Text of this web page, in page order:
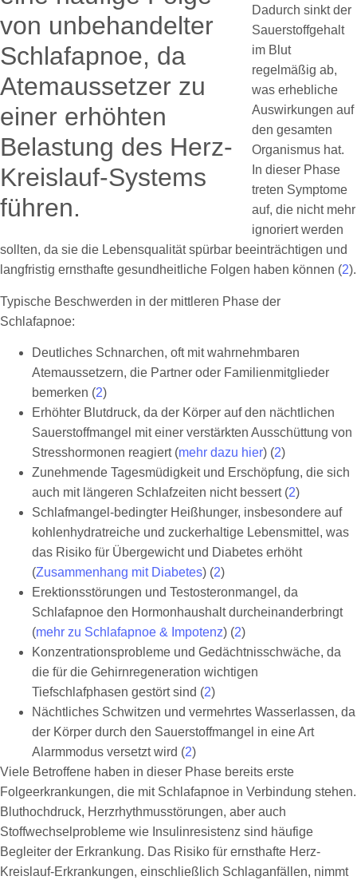
Dadurch sinkt der
Sauerstoffgehalt
im Blut
regelmäßig ab,
was erhebliche
Auswirkungen auf
den gesamten
Organismus hat.
In dieser Phase
treten Symptome
auf, die nicht mehr
ignoriert werden
sollten, da sie die Lebensqualität spürbar beeinträchtigen und
langfristig ernsthafte gesundheitliche Folgen haben können (2).
Typische Beschwerden in der mittleren Phase der
Schlafapnoe:
Deutliches Schnarchen, oft mit wahrnehmbaren
Atemaussetzern, die Partner oder Familienmitglieder
bemerken (2)
Erhöhter Blutdruck, da der Körper auf den nächtlichen
Sauerstoffmangel mit einer verstärkten Ausschüttung von
Stresshormonen reagiert (mehr dazu hier) (2)
Zunehmende Tagesmüdigkeit und Erschöpfung, die sich
auch mit längeren Schlafzeiten nicht bessert (2)
Schlafmangel-bedingter Heißhunger, insbesondere auf
kohlenhydratreiche und zuckerhaltige Lebensmittel, was
das Risiko für Übergewicht und Diabetes erhöht
(Zusammenhang mit Diabetes) (2)
Erektionsstörungen und Testosteronmangel, da
Schlafapnoe den Hormonhaushalt durcheinanderbringt
(mehr zu Schlafapnoe & Impotenz) (2)
Konzentrationsprobleme und Gedächtnisschwäche, da
die für die Gehirnregeneration wichtigen
Tiefschlafphasen gestört sind (2)
Nächtliches Schwitzen und vermehrtes Wasserlassen, da
der Körper durch den Sauerstoffmangel in eine Art
Alarmmodus versetzt wird (2)
Viele Betroffene haben in dieser Phase bereits erste
Folgeerkrankungen, die mit Schlafapnoe in Verbindung stehen.
Bluthochdruck, Herzrhythmusstörungen, aber auch
Stoffwechselprobleme wie Insulinresistenz sind häufige
Begleiter der Erkrankung. Das Risiko für ernsthafte Herz-
Kreislauf-Erkrankungen, einschließlich Schlaganfällen, nimmt